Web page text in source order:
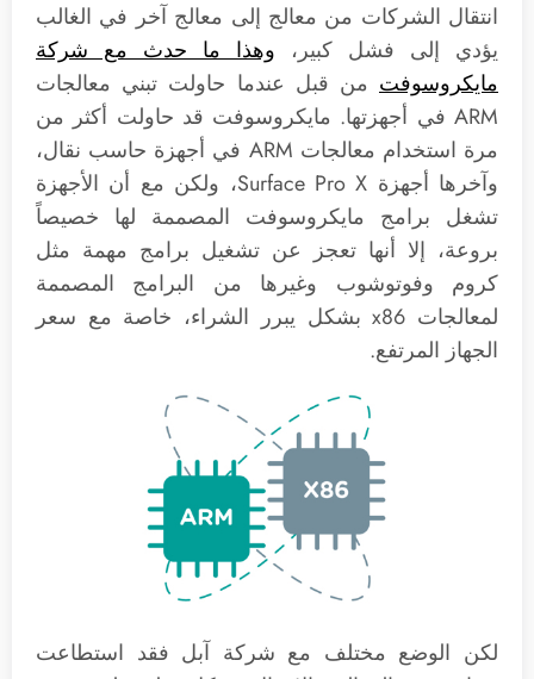
انتقال الشركات من معالج إلى معالج آخر في الغالب
يؤدي إلى فشل كبير، وهذا ما حدث مع شركة
مايكروسوفت من قبل عندما حاولت تبني معالجات
ARM في أجهزتها. مايكروسوفت قد حاولت أكثر من
مرة استخدام معالجات ARM في أجهزة حاسب نقال،
وآخرها أجهزة Surface Pro X، ولكن مع أن الأجهزة
تشغل برامج مايكروسوفت المصممة لها خصيصاً
بروعة، إلا أنها تعجز عن تشغيل برامج مهمة مثل
كروم وفوتوشوب وغيرها من البرامج المصممة
لمعالجات x86 بشكل يبرر الشراء، خاصة مع سعر
الجهاز المرتفع.
لكن الوضع مختلف مع شركة آبل فقد استطاعت